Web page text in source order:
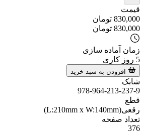
قیمت
830,000 تومان
830,000 تومان
زمان آماده سازی
5 روز کاری
افزودن به سبد خرید
شابک
978-964-213-237-9
قطع
رقعی(L:210mm x W:140mm)
تعداد صفحه
376